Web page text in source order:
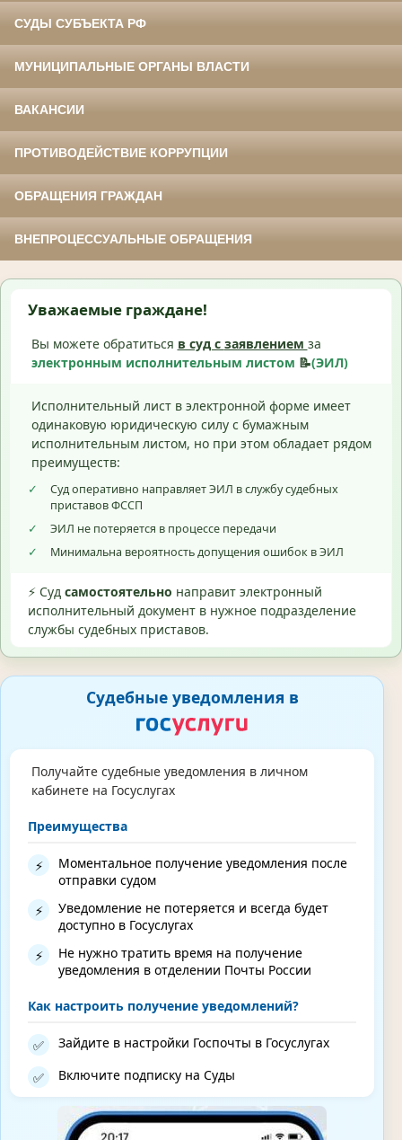
СУДЫ СУБЪЕКТА РФ
МУНИЦИПАЛЬНЫЕ ОРГАНЫ ВЛАСТИ
ВАКАНСИИ
ПРОТИВОДЕЙСТВИЕ КОРРУПЦИИ
ОБРАЩЕНИЯ ГРАЖДАН
ВНЕПРОЦЕССУАЛЬНЫЕ ОБРАЩЕНИЯ
Уважаемые граждане!
Вы можете обратиться в суд с заявлением за
электронным исполнительным листом 📝(ЭИЛ)
Исполнительный лист в электронной форме имеет
одинаковую юридическую силу с бумажным
исполнительным листом, но при этом обладает рядом
преимуществ:
✓
Суд оперативно направляет ЭИЛ в службу судебных
приставов ФССП
✓
ЭИЛ не потеряется в процессе передачи
✓
Минимальна вероятность допущения ошибок в ЭИЛ
⚡ Суд самостоятельно направит электронный
исполнительный документ в нужное подразделение
службы судебных приставов.
Судебные уведомления в
Получайте судебные уведомления в личном
кабинете на Госуслугах
Преимущества
⚡
Моментальное получение уведомления после
отправки судом
⚡
Уведомление не потеряется и всегда будет
доступно в Госуслугах
⚡
Не нужно тратить время на получение
уведомления в отделении Почты России
Как настроить получение уведомлений?
✅ Зайдите в настройки Госпочты в Госуслугах
✅ Включите подписку на Суды